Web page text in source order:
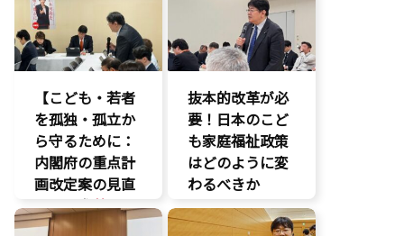
経済政策
著作権
命を守る
養子縁組
環境部会
知的財産
【こども・若者
を孤独・孤立か
ら守るために：
内閣府の重点計
画改定案の見直
しを要求
】
抜本的改革が必
要！日本のこど
も家庭福祉政策
はどのように変
わるべきか
こどもの権利